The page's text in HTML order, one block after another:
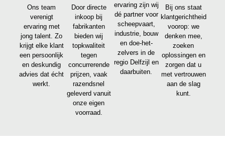
Ons team
verenigt
ervaring met
jong talent. Zo
krijgt elke klant
een persoonlijk
en deskundig
advies dat écht
werkt.
Door directe
inkoop bij
fabrikanten
bieden wij
topkwaliteit
tegen
concurrerende
prijzen, vaak
razendsnel
geleverd vanuit
onze eigen
voorraad.
ervaring zijn wij
dé partner voor
scheepvaart,
industrie, bouw
en doe-het-
zelvers in de
regio Delfzijl en
daarbuiten.
Bij ons staat
klantgerichtheid
voorop: we
denken mee,
zoeken
oplossingen en
zorgen dat u
met vertrouwen
aan de slag
kunt.